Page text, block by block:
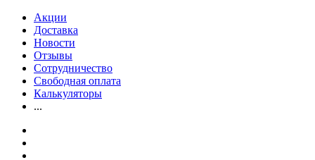
Акции
Доставка
Новости
Отзывы
Сотрудничество
Свободная оплата
Калькуляторы
...